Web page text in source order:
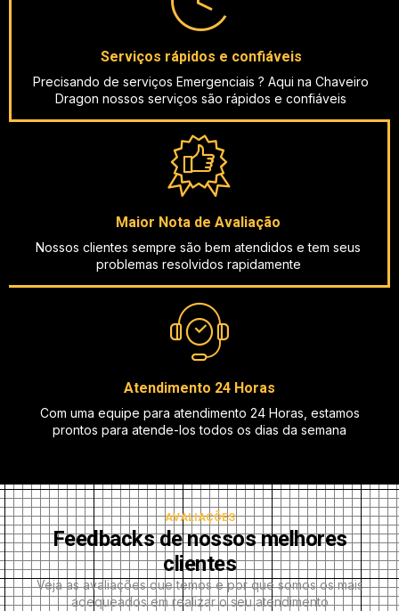
Serviços rápidos e confiáveis
Precisando de serviços Emergenciais ? Aqui na Chaveiro
Dragon nossos serviços são rápidos e confiáveis
Maior Nota de Avaliação
Nossos clientes sempre são bem atendidos e tem seus
problemas resolvidos rapidamente
Atendimento 24 Horas
Com uma equipe para atendimento 24 Horas, estamos
prontos para atende-los todos os dias da semana
AVALIAÇÕES
Feedbacks de nossos melhores
clientes
Veja as avaliações que temos e por que somos os mais
adequeados em realizar o seu atendimento